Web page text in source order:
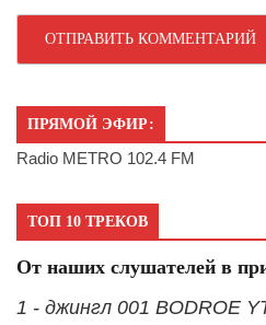
ПРЯМОЙ ЭФИР:
Radio METRO 102.4 FM
ТОП 10 ТРЕКОВ
От наших слушателей в
1 - джингл 001 BODROE